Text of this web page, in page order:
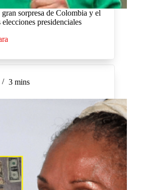
sorpresa de Colombia y el
presidenciales
3 mins